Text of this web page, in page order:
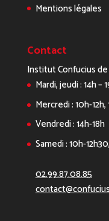
Mentions légales
Contact
Institut Confucius
Mardi, jeudi : 14h –
Mercredi : 10h-
Vendredi : 14h-18h
Samedi : 10h-
02.99.87.08.85